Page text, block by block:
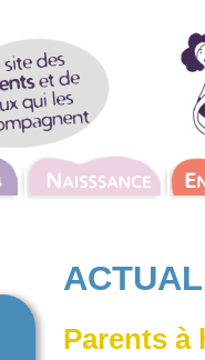
Parents à